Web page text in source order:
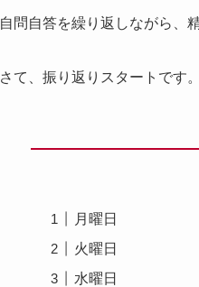
自問自答を繰り返しながら、
さて、振り返りスタートです。
月曜日
火曜日
水曜日